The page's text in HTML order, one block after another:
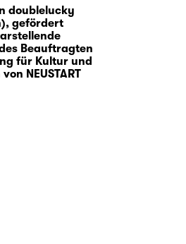
doublelucky
gefördert
Beauftragten
für Kultur und
NEUSTART